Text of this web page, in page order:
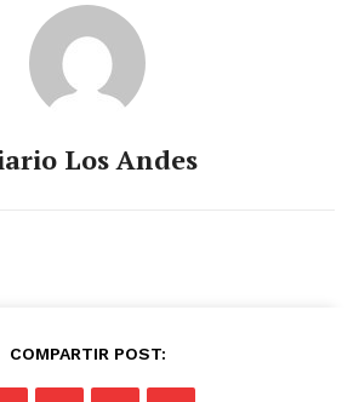
Los Andes
COMPARTIR POST: